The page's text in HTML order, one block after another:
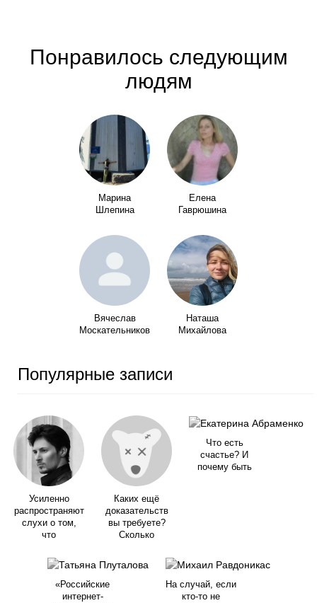
Понравилось следующим
людям
Марина
Шлепина
Елена
Гаврюшина
Вячеслав
Москательников
Наташа
Михайлова
Популярные записи
Усиленно
распространяют
слухи о том,
что
Каких ещё
доказательств
вы требуете?
Сколько
Что есть
счастье? И
почему быть
«Российские
интернет-
На случай, если
кто-то не